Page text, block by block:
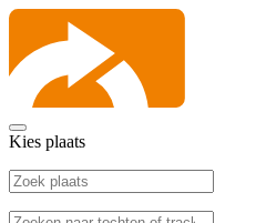
Kies plaats